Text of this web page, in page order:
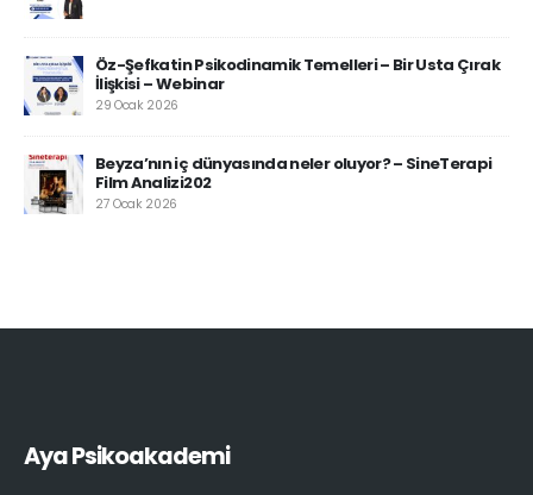
Öz-Şefkatin Psikodinamik Temelleri – Bir Usta Çırak
İlişkisi – Webinar
29 Ocak 2026
Beyza’nın iç dünyasında neler oluyor? – SineTerapi
Film Analizi202
27 Ocak 2026
Aya Psikoakademi